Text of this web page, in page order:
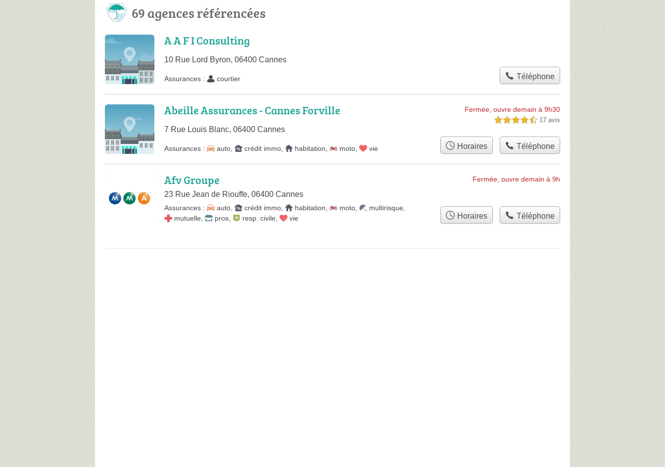
69 agences référencées
A A F I Consulting
10 Rue Lord Byron, 06400 Cannes
Assurances : courtier Téléphone
Abeille Assurances - Cannes Forville
7 Rue Louis Blanc, 06400 Cannes
Fermée, ouvre demain à 9h30
4,5 étoiles sur 5 17 avis
Assurances : auto crédit immo habitation moto vie Horaires Téléphone
Afv Groupe
23 Rue Jean de Riouffe, 06400 Cannes
Fermée, ouvre demain à 9h
Assurances : auto crédit immo habitation moto multirisque
mutuelle
pros resp. civile vie Horaires Téléphone